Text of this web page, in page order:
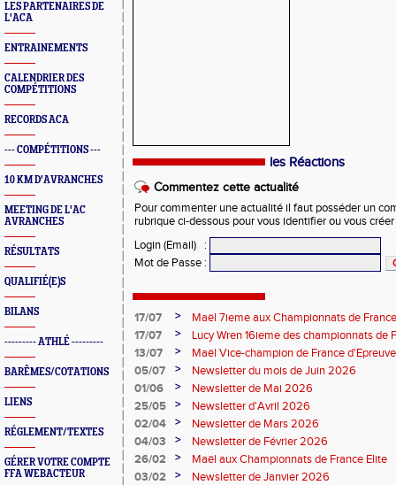
LES PARTENAIRES DE
L'ACA
ENTRAINEMENTS
CALENDRIER DES
COMPÉTITIONS
RECORDS ACA
--- COMPÉTITIONS ---
10 KM D'AVRANCHES
MEETING DE L'AC
AVRANCHES
RÉSULTATS
QUALIFIÉ(E)S
BILANS
--------- ATHLÉ ---------
BARÊMES/COTATIONS
LIENS
RÉGLEMENT/TEXTES
GÉRER VOTRE COMPTE
FFA WEBACTEUR
les Réactions
Commentez cette actualité
Pour commenter une actualité il faut posséder un
rubrique ci-dessous pour vous identifier ou vous
Login (Email)
:
Mot de Passe :
17/07 >
Maël 7ieme aux Championnats de
17/07
>
Lucy Wren 16ieme des championnats de
perche
13/07 >
Maël Vice-champion de France
05/07
>
Newsletter du mois de Juin 2026
01/06
>
Newsletter de Mai 2026
25/05
>
Newsletter d'Avril 2026
02/04
>
Newsletter de Mars 2026
04/03
>
Newsletter de Février 2026
26/02
>
Maël aux Championnats de France Elite
03/02
>
Newsletter de Janvier 2026